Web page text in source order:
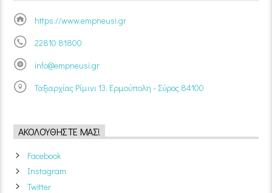
https://www.empneusi.gr
22810 81800
info@empneusi.gr
Ταξιαρχίας Ρίμινι 13, Ερμούπολη - Σύρος 84100
ΑΚΟΛΟΥΘΉΣΤΕ ΜΑΣ!
Facebook
Instagram
Twitter